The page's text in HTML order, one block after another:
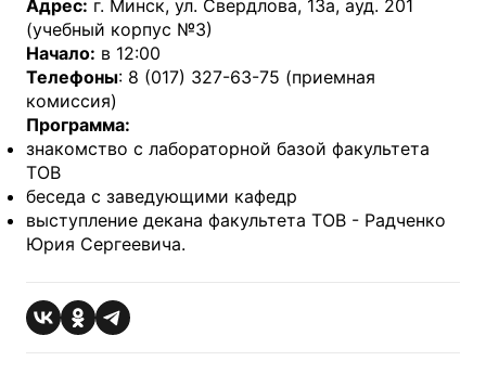
Адрес: г. Минск, ул. Свердлова, 13а, ауд. 201
(учебный корпус №3)
Начало: в 12:00
Телефоны: 8 (017) 327-63-75 (приемная
комиссия)
Программа:
знакомство с лабораторной базой факультета
ТОВ
беседа с заведующими кафедр
выступление декана факультета ТОВ - Радченко
Юрия Сергеевича.